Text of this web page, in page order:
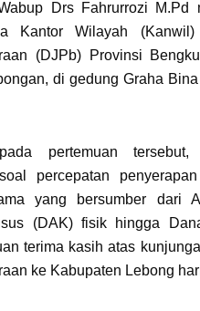
Drs Fahrurrozi M.Pd
Kantor Wilayah (Kanwil)
(DJPb) Provinsi
di gedung Graha
pertemuan tersebut,
percepatan
yang bersumber dari
(DAK) fisik hingga
terima kasih atas
ke Kabupaten Lebong